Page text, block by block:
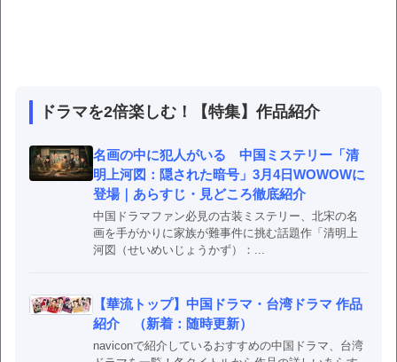
ドラマを2倍楽しむ！【特集】作品紹介
名画の中に犯人がいる 中国ミステリー「清
明上河図：隠された暗号」3月4日WOWOWに
登場｜あらすじ・見どころ徹底紹介
中国ドラマファン必見の古装ミステリー、北宋の名
画を手がかりに家族が難事件に挑む話題作「清明上
河図（せいめいじょうかず）：...
【華流トップ】中国ドラマ・台湾ドラマ 作品
紹介 （新着：随時更新）
naviconで紹介しているおすすめの中国ドラマ、台湾